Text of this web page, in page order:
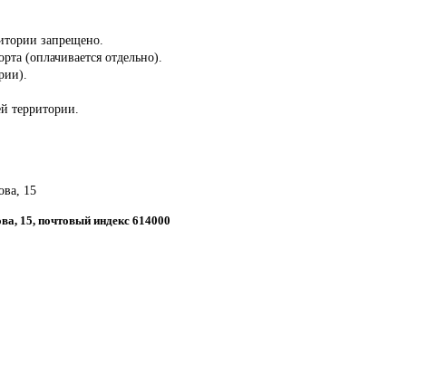
запрещено.
(оплачивается отдельно).
территории.
15
15, почтовый индекс 614000